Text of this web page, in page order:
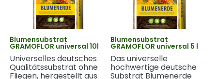
Blumensubstrat
GRAMOFLOR universal 10l
Universelles deutsches
Qualitätssubstrat ohne
Fliegen, hergestellt aus
Blumensubstrat
GRAMOFLOR universal 5 l
Das universelle
hochwertige deutsche
Substrat Blumenerde